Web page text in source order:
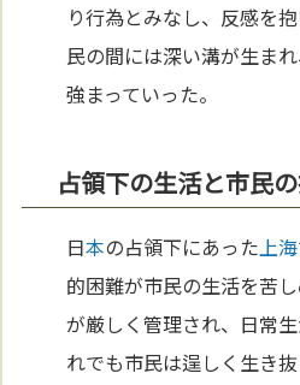
り行為とみなし、反感を
民の間には深い溝が生ま
強まっていった。
占領下の生活と市民
日本の占領下にあった 上海
的困難が市民の生活を苦
が厳しく管理され、日常
れでも市民は逞しく生き